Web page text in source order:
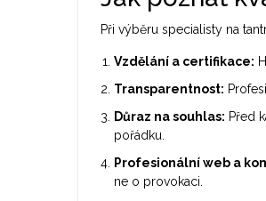
Při výběru specialisty na
Vzdělání a certifikace:
Transparentnost:
Důraz na souhlas: Před
pořádku.
Profesionální web a
ne o provokaci.